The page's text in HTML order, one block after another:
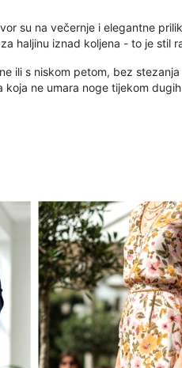
su na večernje i elegantne
haljinu iznad koljena - to je stil
ili s niskom petom, bez
koja ne umara noge tijekom